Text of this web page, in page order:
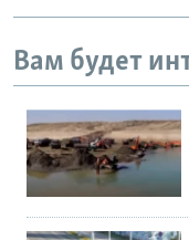
Вам будет